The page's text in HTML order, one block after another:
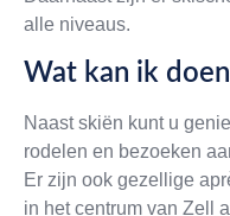
alle niveaus.
Wat kan ik
Naast skiën kunt u
rodelen en bezoeken
Er zijn ook gezellige
in het centrum van Zell